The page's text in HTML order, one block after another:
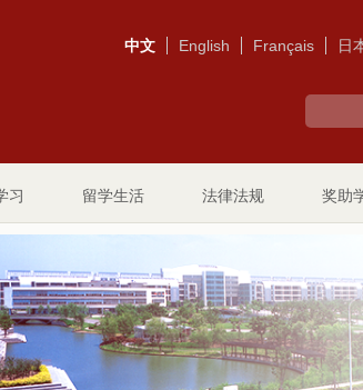
中文 English Français 日
习 留学生活 法律法规 奖助